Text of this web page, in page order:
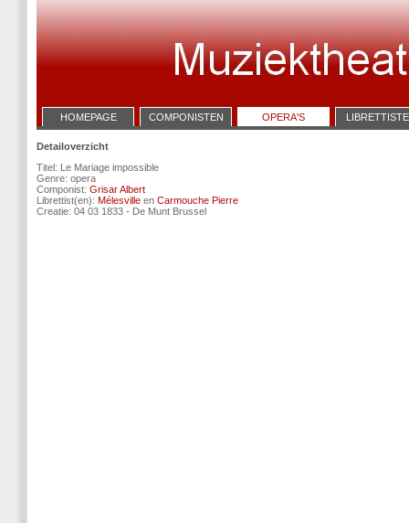
HOMEPAGE COMPONISTEN OPERA'S
Detailoverzicht
Titel: Le Mariage impossible
Genre: opera
Componist: Grisar Albert
Librettist(en): Mélesville en Carmouche Pierre
Creatie: 04 03 1833 - De Munt Brussel